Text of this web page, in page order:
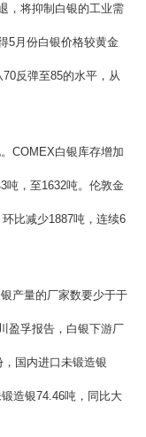
，将抑制白银的工业需
5月份白银价格较黄金
反弹至85的水平，从
COMEX白银库存增加
吨，至1632吨。伦敦金
比减少1887吨，连续6
产量的厂家数要少于于
盈孚报告，白银下游厂
国内进口未锻造银
造银74.46吨，同比大